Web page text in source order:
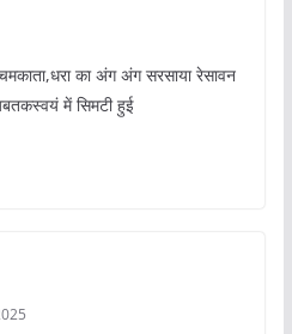
का अंग अंग सरसाया रेसावन
में सिमटी हुई